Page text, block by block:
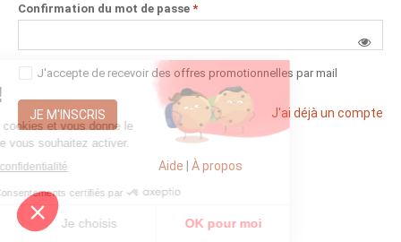
Confirmation du mot de passe *
J'accepte de recevoir des offres promotionnelles par mail
JE M'INSCRIS J'ai déjà un compte
Aide À propos